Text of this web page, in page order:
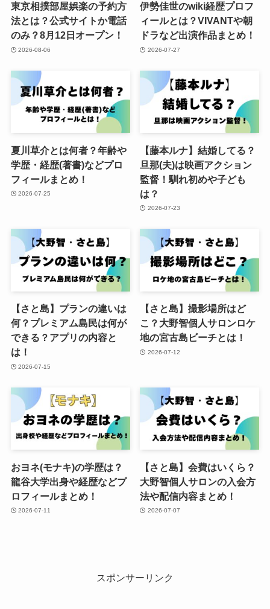
東京相撲部屋娯楽の予約方
法とは？公式サイトか電話
のみ？8月12日オープン！
2026-08-06
伊勢佳世のwiki経歴プロフ
ィールとは？VIVANTや朝
ドラなど出演作品まとめ！
2026-07-27
夏川草介とは何者？年齢や
学歴・経歴(著書)などプロ
フィールまとめ！
2026-07-25
【藤本ルナ】結婚してる？
旦那(夫)は映画アクション
監督！馴れ初めや子ども
は？
2026-07-23
【さと島】プランの違いは
何？プレミアム島民は何が
できる？アプリの内容と
は！
2026-07-15
【さと島】撮影場所はど
こ？大野智個人サロンロケ
地の宮古島ビーチとは！
2026-07-12
おヨネ(モナキ)の学歴は？
龍谷大学出身や経歴などプ
ロフィールまとめ！
2026-07-11
【さと島】会費はいくら？
大野智個人サロンの入会方
法や配信内容まとめ！
2026-07-07
スポンサーリンク